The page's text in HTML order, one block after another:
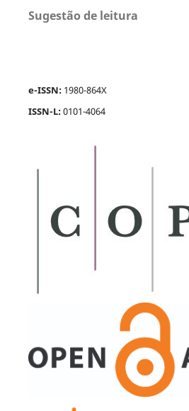
Sugestão de leitura
e-ISSN: 1980-864X
ISSN-L:0101-4064